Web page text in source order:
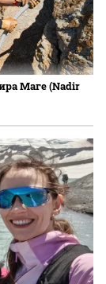
Маге (Nadir